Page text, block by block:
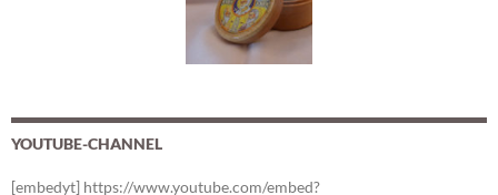
YOUTUBE-CHANNEL
[embedyt] https://www.youtube.com/embed?